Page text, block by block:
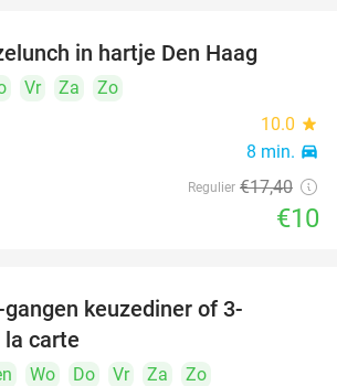
in hartje Den Haag
Vr Za
Zo
10.0 star
8 min. directions_car
Regulier €17,40
€10
keuzediner of 3-
la carte
Wo Do Vr Za
Zo